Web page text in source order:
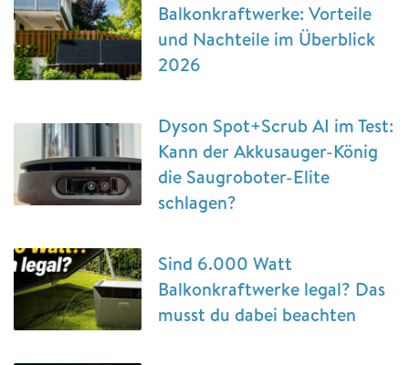
Balkonkraftwerke: Vorteile
und Nachteile im Überblick
2026
Dyson Spot+Scrub AI im Test:
Kann der Akkusauger-König
die Saugroboter-Elite
schlagen?
Sind 6.000 Watt
Balkonkraftwerke legal? Das
musst du dabei beachten